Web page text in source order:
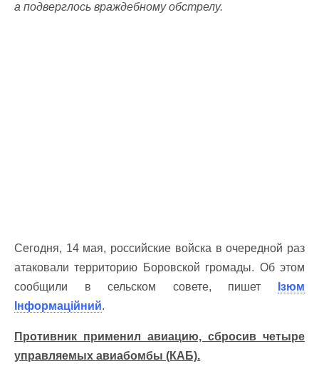
а подверглось враждебному обстрелу.
Сегодня, 14 мая, российские войска в очередной раз
атаковали территорию Боровской громады. Об этом
сообщили в сельском совете, пишет
Ізюм
Інформаційний.
Противник применил авиацию, сбросив четыре
управляемых авиабомбы (КАБ).